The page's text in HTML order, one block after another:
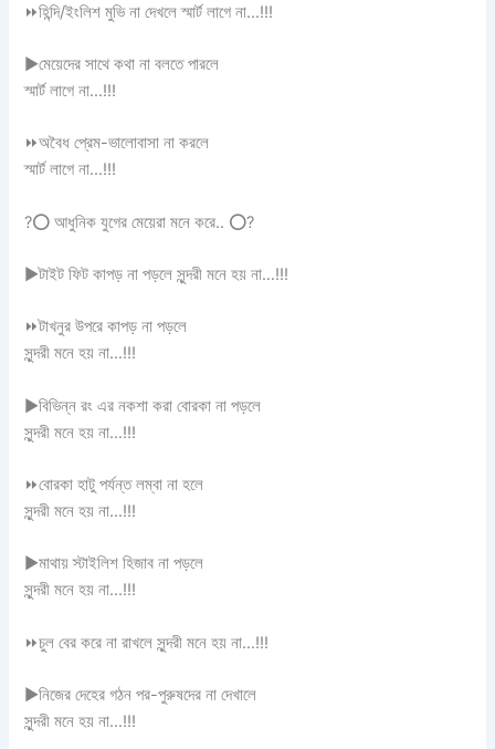
⏩হিন্দি/ইংলিশ মুভি না দেখলে স্মার্ট লাগে না…!!!
▶মেয়েদের সাথে কথা না বলতে পারলে
স্মার্ট লাগে না…!!!
⏩অবৈধ প্রেম-ভালোবাসা না করলে
স্মার্ট লাগে না…!!!
?⭕ আধুনিক যুগের মেয়েরা মনে করে.. ⭕?
▶টাইট ফিট কাপড় না পড়লে সুন্দরী মনে হয় না…!!!
⏩টাখনুর উপরে কাপড় না পড়লে
সুন্দরী মনে হয় না…!!!
▶বিভিন্ন রং এর নকশা করা বোরকা না পড়লে
সুন্দরী মনে হয় না…!!!
⏩বোরকা হাটু পর্যন্ত লম্বা না হলে
সুন্দরী মনে হয় না…!!!
▶মাথায় স্টাইলিশ হিজাব না পড়লে
সুন্দরী মনে হয় না…!!!
⏩চুল বের করে না রাখলে সুন্দরী মনে হয় না…!!!
▶নিজের দেহের গঠন পর-পুরুষদের না দেখালে
সুন্দরী মনে হয় না…!!!